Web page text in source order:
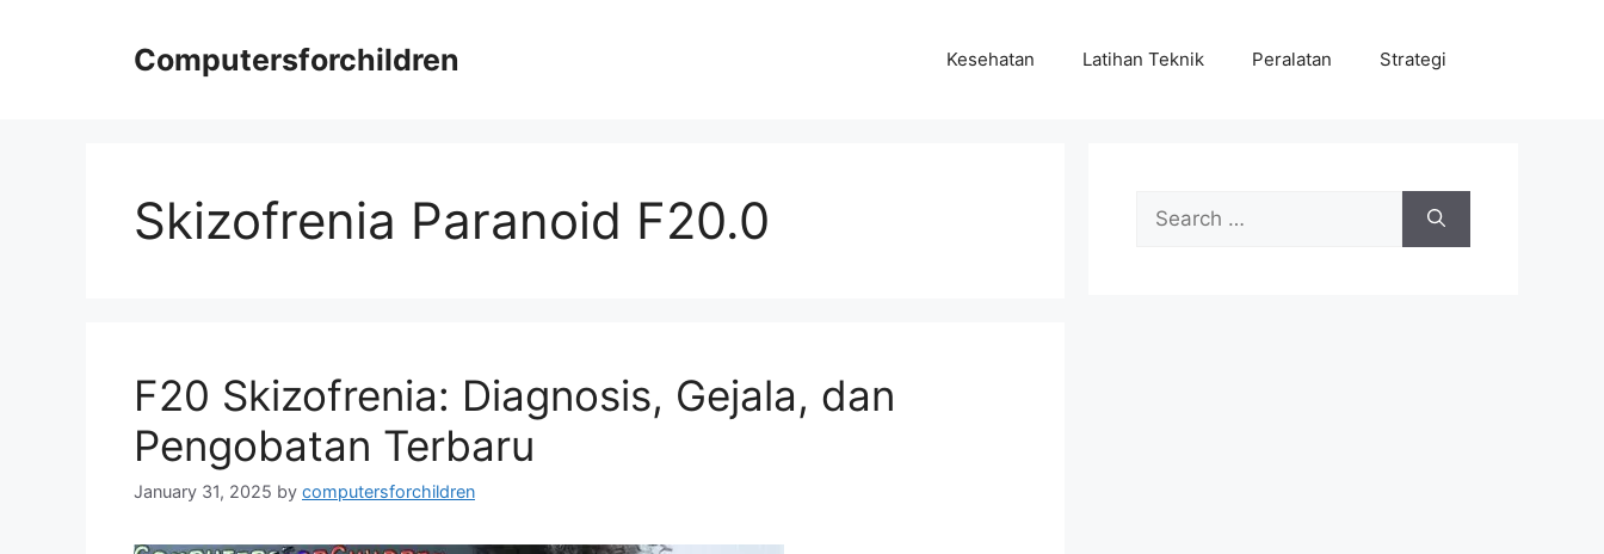
Computersforchildren Kesehatan Latihan Teknik Peralatan Strategi
Skizofrenia Paranoid F20.0
F20 Skizofrenia: Diagnosis, Gejala, dan
Pengobatan Terbaru
January 31, 2025 by computersforchildren
Search
for: